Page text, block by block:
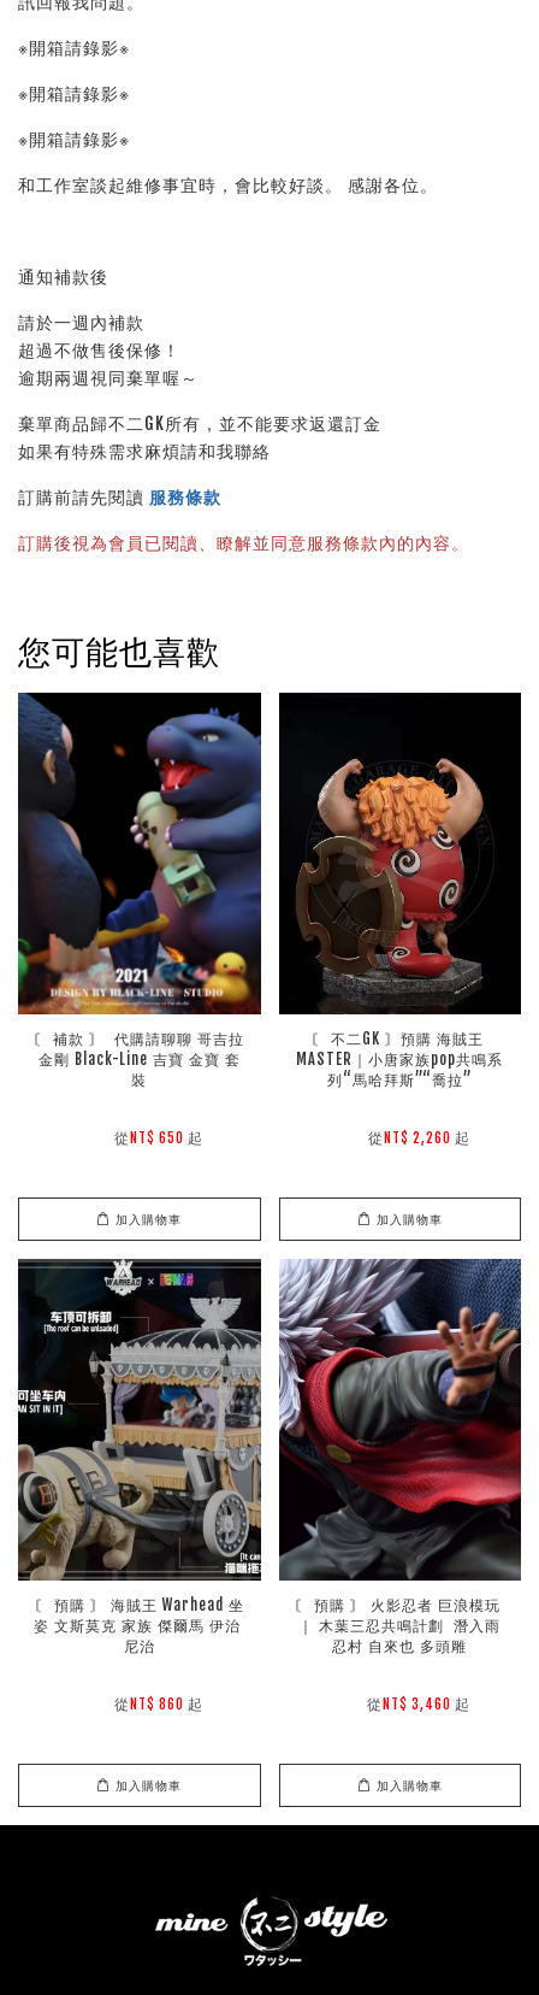
※開箱請錄影※
※開箱請錄影※
※開箱請錄影※
和工作室談起維修事宜時，會比較好談。 感謝各位。
通知補款後
請於一週內補款
超過不做售後保修！
逾期兩週視同棄單喔～
棄單商品歸不二GK所有，並不能要求返還訂金
如果有特殊需求麻煩請和我聯絡
訂購前請先閱讀 服務條款
訂購後視為會員已閱讀、瞭解並同意服務條款內的內容。
您可能也喜歡
〘 補款 〙  代購請聊聊 哥吉拉
金剛 Black-Line 吉寶 金寶 套
裝
        從
NT$ 650 起
加入購物車
〘 不二GK 〙預購 海賊王
MASTER｜小唐家族pop共鳴系
列“馬哈拜斯”“喬拉”
        從
NT$ 2,260 起
加入購物車
〘 預購 〙 海賊王 Warhead 坐
姿 文斯莫克 家族 傑爾馬 伊治
尼治
        從
NT$ 860 起
加入購物車
〘 預購 〙 火影忍者 巨浪模玩
｜ 木葉三忍共鳴計劃  潛入雨
忍村 自來也 多頭雕
        從
NT$ 3,460 起
加入購物車